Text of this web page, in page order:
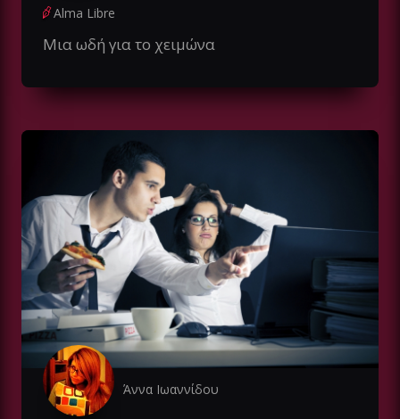
Alma Libre
Μια ωδή για το χειμώνα
Άννα Ιωαννίδου